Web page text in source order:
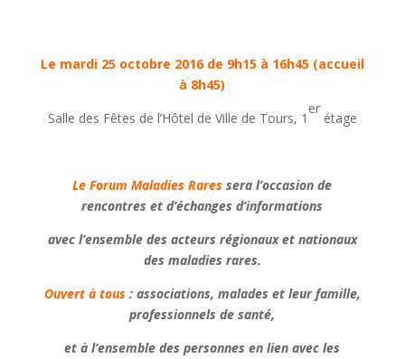
Le mardi 25 octobre 2016 de 9h15 à 16h45 (accueil
à 8h45)
Salle des Fêtes de l’Hôtel de Ville de Tours, 1
er
étage
Le Forum Maladies Rares sera l’occasion de
rencontres et d’échanges d’informations
avec l’ensemble des acteurs régionaux et nationaux
des maladies rares.
Ouvert à tous: associations, malades et leur famille,
professionnels de santé,
et à l’ensemble des personnes en lien avec les